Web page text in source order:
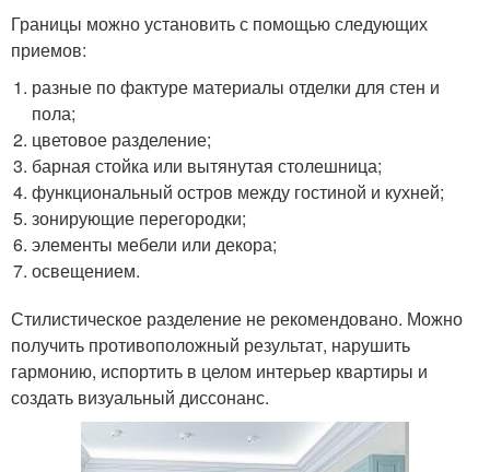
Границы можно установить с помощью следующих
приемов:
разные по фактуре материалы отделки для стен и
пола;
цветовое разделение;
барная стойка или вытянутая столешница;
функциональный остров между гостиной и кухней;
зонирующие перегородки;
элементы мебели или декора;
освещением.
Стилистическое разделение не рекомендовано. Можно
получить противоположный результат, нарушить
гармонию, испортить в целом интерьер квартиры и
создать визуальный диссонанс.